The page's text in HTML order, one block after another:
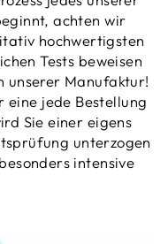
achten wir
hochwertigsten
Tests beweisen
unserer Manufaktur!
eine jede Bestellung
Sie einer eigens
unterzogen
intensive